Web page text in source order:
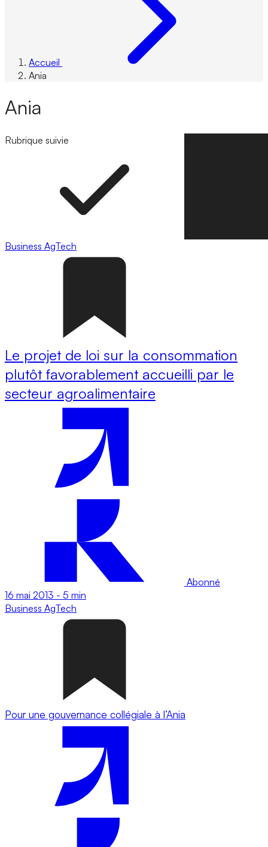
Accueil
Ania
Ania
Rubrique suivie
Business AgTech
Le projet de loi sur la consommation
plutôt favorablement accueilli par le
secteur agroalimentaire
Abonné
16 mai 2013 - 5 min
Business AgTech
Pour une gouvernance collégiale à l’Ania